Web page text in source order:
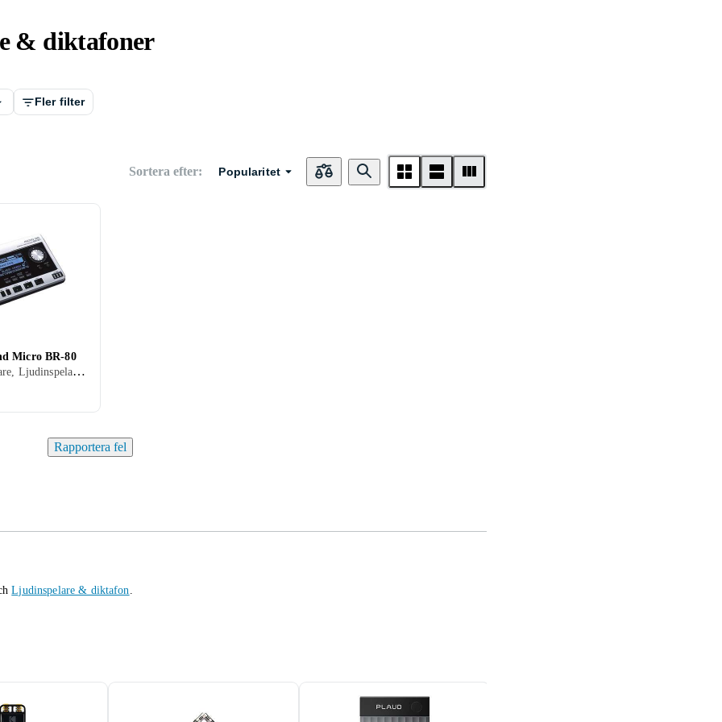
& diktafoner
Fler filter
Sortera efter: Popularitet
Micro BR-80
Minneskortläsare, Ljudinspelare/Porta
Rapportera fel
Ljudinspelare & diktafon.